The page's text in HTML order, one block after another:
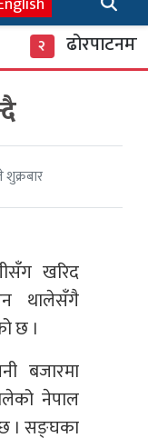
ढोरपाटनमा
शुक्रबार
खरिद
थालेसँगै
छ ।
बजारमा
नेपाल
। सङ्घका